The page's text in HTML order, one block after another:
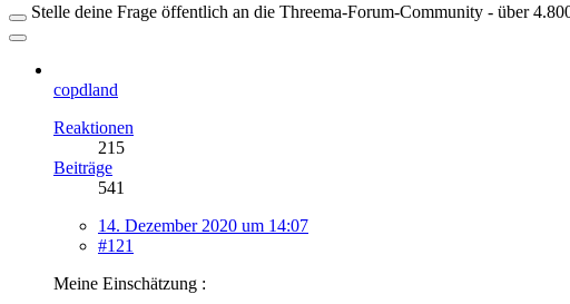
Stelle deine Frage öffentlich an die Threema-Forum-Community - über
copdland
Reaktionen
215
Beiträge
541
14. Dezember 2020 um 14:07
#121
Meine Einschätzung :